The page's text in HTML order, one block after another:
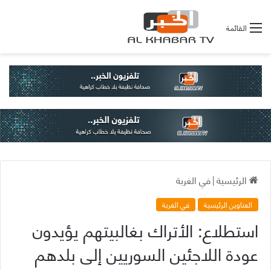
القائمة
الرئيسية|في الغربة
العناوين الرئيسية في الغربة
استطلاع: الأتراك بغالبيتهم يؤيدون
عودة اللاجئين السوريين إلى بلدهم